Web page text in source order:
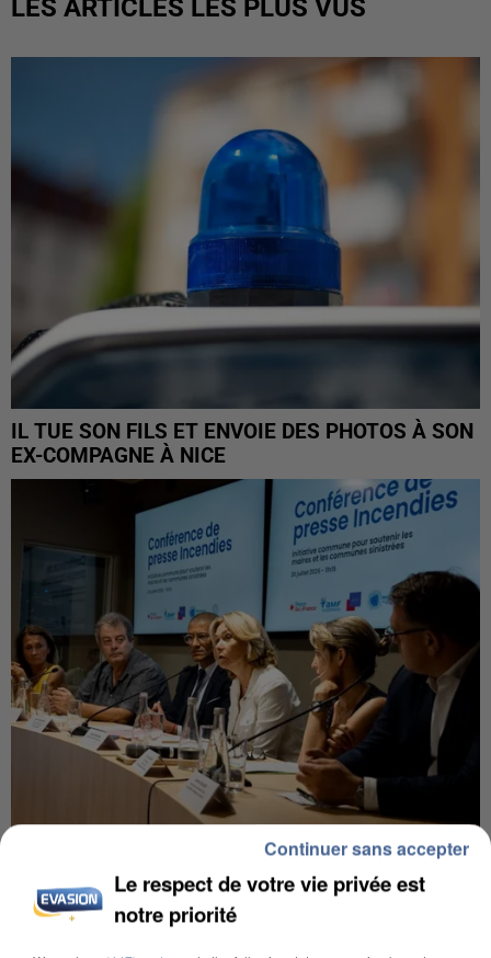
LES ARTICLES LES PLUS VUS
IL TUE SON FILS ET ENVOIE DES PHOTOS À SON
EX-COMPAGNE À NICE
INCENDIES : L’ÎLE-DE-FRANCE LANCE UN ÉLAN
DE SOLIDARITÉ AVEC LES...
Le respect de votre vie privée est
notre priorité
Continuer sans accepter